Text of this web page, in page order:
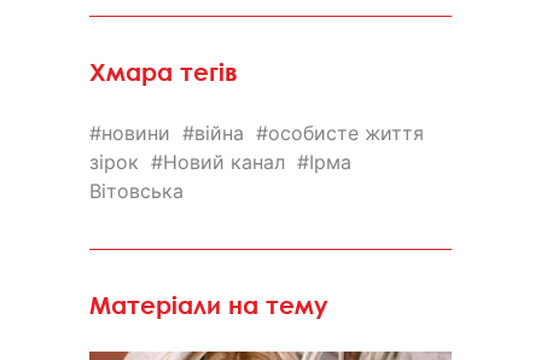
Хмара тегів
новини війна
особисте життя
зірок
Новий канал
Ірма
Вітовська
Матеріали на тему